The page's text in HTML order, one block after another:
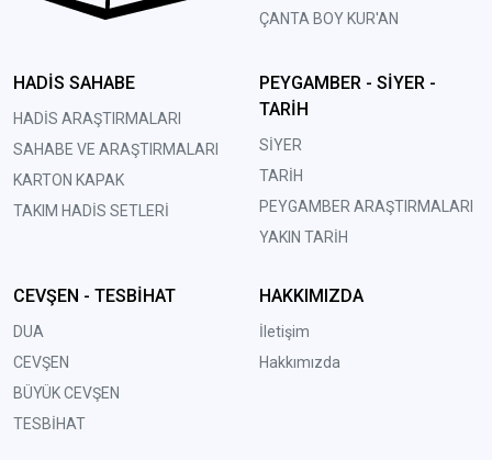
ÇANTA BOY KUR'AN
HADİS SAHABE
HADİS ARAŞTIRMALARI
SAHABE VE ARAŞTIRMALARI
KARTON KAPAK
TAKIM HADİS SETLERİ
PEYGAMBER - SİYER -
TARİH
SİYER
TARİH
PEYGAMBER ARAŞTIRMALARI
YAKIN TARİH
CEVŞEN - TESBİHAT
DUA
CEVŞEN
BÜYÜK CEVŞEN
TESBİHAT
HAKKIMIZDA
İletişim
Hakkımızda